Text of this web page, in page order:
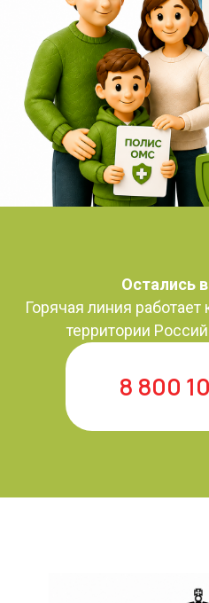
Остались
Горячая линия работает
территории
8 800